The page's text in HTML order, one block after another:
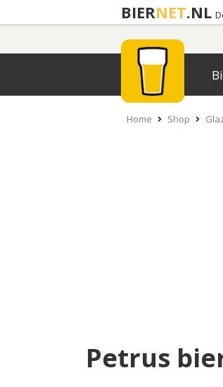
BIERNET.NL
Home Shop
Petrus